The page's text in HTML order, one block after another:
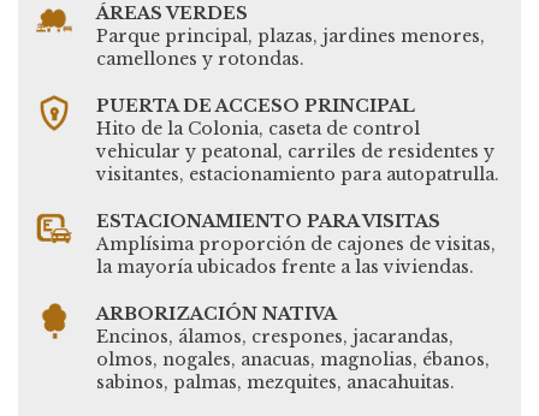
ÁREAS VERDES
Parque principal, plazas, jardines menores,
camellones y rotondas.
PUERTA DE ACCESO PRINCIPAL
Hito de la Colonia, caseta de control
vehicular y peatonal, carriles de residentes y
visitantes, estacionamiento para autopatrulla.
ESTACIONAMIENTO PARA VISITAS
Amplísima proporción de cajones de visitas,
la mayoría ubicados frente a las viviendas.
ARBORIZACIÓN NATIVA
Encinos, álamos, crespones, jacarandas,
olmos, nogales, anacuas, magnolias, ébanos,
sabinos, palmas, mezquites, anacahuitas.